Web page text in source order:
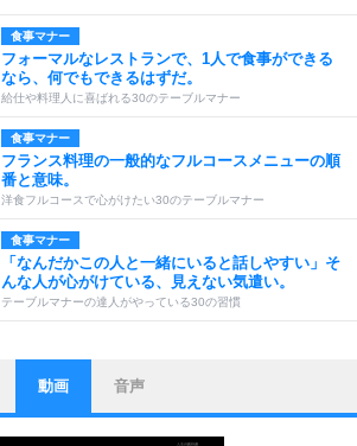
食事マナー
フォーマルなレストランで、1人で食事ができる
なら、何でもできるはずだ。
給仕や料理人に喜ばれる30のテーブルマナー
食事マナー
フランス料理の一般的なフルコースメニューの順
番と意味。
洋食フルコースで心がけたい30のテーブルマナー
食事マナー
「なんだかこの人と一緒にいると話しやすい」そ
んな人が心がけている、見えない気遣い。
テーブルマナーの達人がやっている30の習慣
ストレス対策
他人と比べない。
いっそのこと、他人を見ない。
動画 音声